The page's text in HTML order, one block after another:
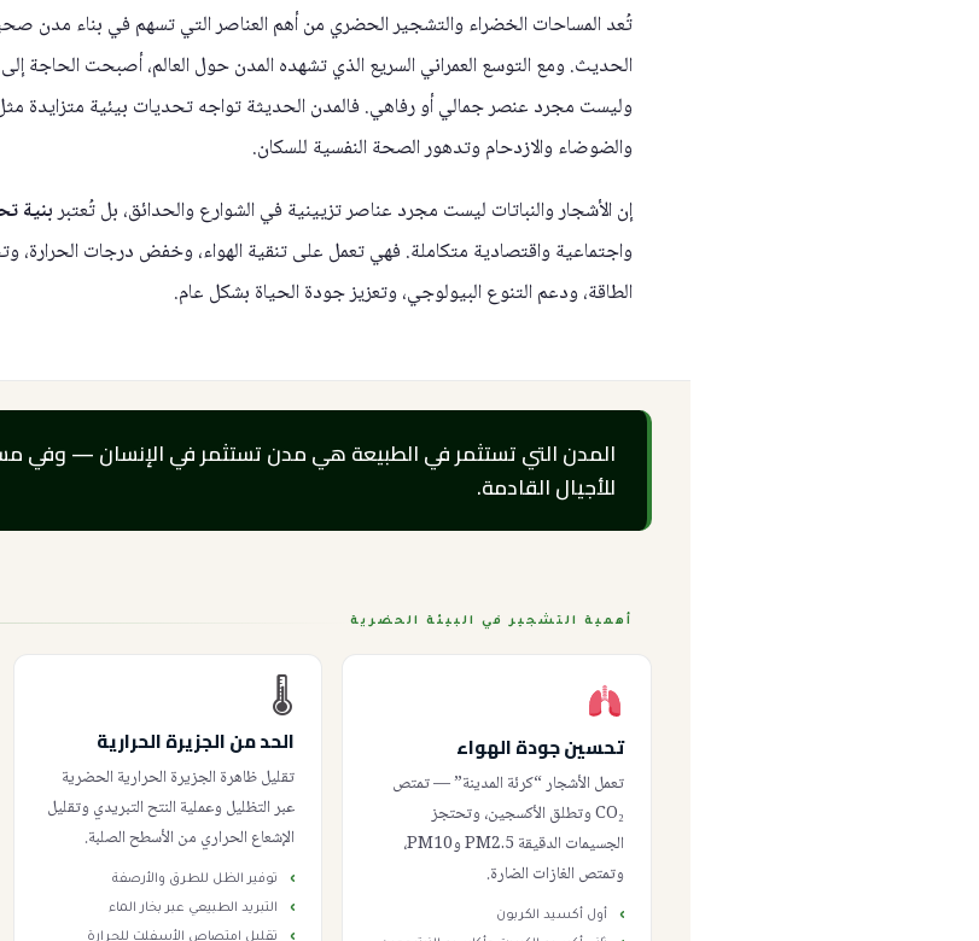
تُعد المساحات الخضراء والتشجير الحضري من أهم العناصر التي تسهم في بناء مدن
الحديث. ومع التوسع العمراني السريع الذي تشهده المدن حول العالم، أصبحت الحاجة
وليست مجرد عنصر جمالي أو رفاهي. فالمدن الحديثة تواجه تحديات بيئية متزايدة مثل
والضوضاء والازدحام وتدهور الصحة النفسية للسكان.
إن الأشجار والنباتات ليست مجرد عناصر تزيينية في الشوارع والحدائق، بل تُعتبربنية
واجتماعية واقتصادية متكاملة. فهي تعمل على تنقية الهواء، وخفض درجات الحرارة،
الطاقة، ودعم التنوع البيولوجي، وتعزيز جودة الحياة بشكل عام.
المدن التي تستثمر في الطبيعة هي مدن تستثمر في الإنسان — وفي
للأجيال القادمة.
أهمية التشجير في البيئة الحضرية
تحسين جودة الهواء
تعمل الأشجار “كرئة المدينة” — تمتص
CO₂ وتطلق الأكسجين، وتحتجز
الجسيمات الدقيقة PM2.5 وPM10،
وتمتص الغازات الضارة.
أول أكسيد الكربون
🌡
الحد من الجزيرة الحرارية
تقليل ظاهرة الجزيرة الحرارية الحضرية
عبر التظليل وعملية النتح التبريدي وتقليل
الإشعاع الحراري من الأسطح الصلبة.
توفير الظل للطرق والأرصفة
التبريد الطبيعي عبر بخار الماء
تقليل امتصاص الأسفلت للحرارة